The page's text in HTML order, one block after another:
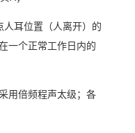
人耳位置（人离开）的
一个正常工作日内的
用倍频程声太级；各